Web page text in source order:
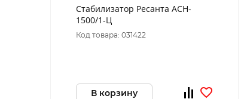
Стабилизатор Ресанта АСН-
1500/1-Ц
Код товара: 031422
В корзину